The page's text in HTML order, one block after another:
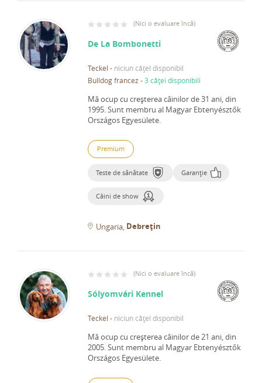
(Nici o evaluare încă)
De La Bombonetti
Teckel - niciun cățel disponibil
Bulldog francez -3 căței disponibili
Mă ocup cu creșterea câinilor de 31 ani, din
1995.Sunt membru al Magyar Ebtenyésztők
Országos Egyesülete.
Premium
Teste de sănătate Garanție
Câini de show
Ungaria Debrețin
(Nici o evaluare încă)
Sólyomvári Kennel
Teckel - niciun cățel disponibil
Mă ocup cu creșterea câinilor de 21 ani, din
2005.Sunt membru al Magyar Ebtenyésztők
Országos Egyesülete.